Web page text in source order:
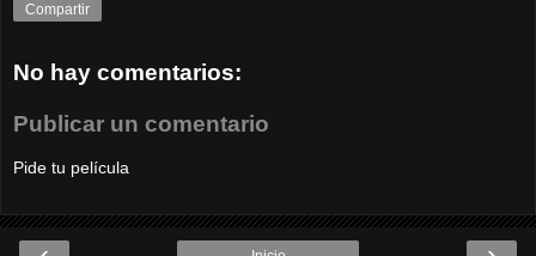
Compartir
No hay comentarios:
Publicar un comentario
Pide tu película